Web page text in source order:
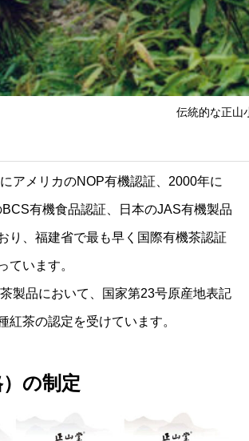
伝統的な正山
アメリカのNOP有機認証、2000年に
有機食品認証、日本のJAS有機製品
り、福建省で最も早く国際有機茶認証
ています。
製品において、国家第23号原産地表記
紅茶の認定を受けています。
の制定